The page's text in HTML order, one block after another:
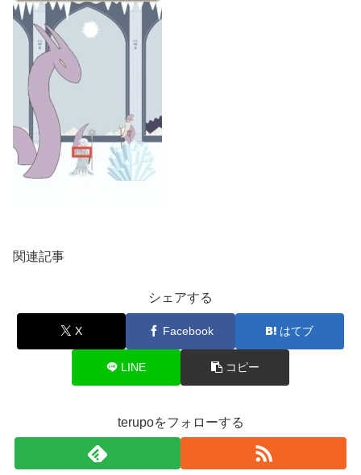
関連記事
シェアする
X Facebook はてブ
LINE コピー
terupoをフォローする